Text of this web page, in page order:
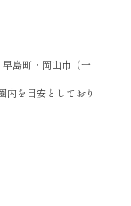
島町・岡山市（一
を目安としており